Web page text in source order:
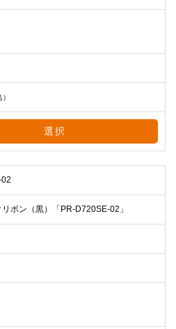
選択
ボン（黒）「PR-D720SE-02」